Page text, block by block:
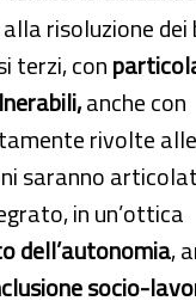
risoluzione dei
terzi, con
anche con
rivolte alle
saranno
in un’ottica
dell’autonomia,
socio-